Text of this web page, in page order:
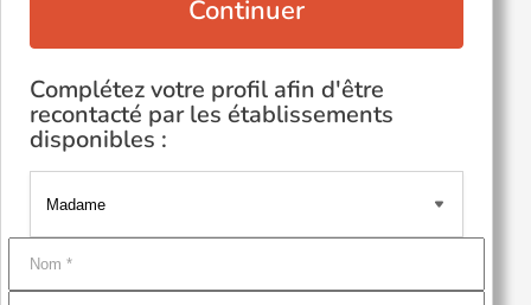
Continuer
Complétez votre profil afin d'être
recontacté par les établissements
disponibles :